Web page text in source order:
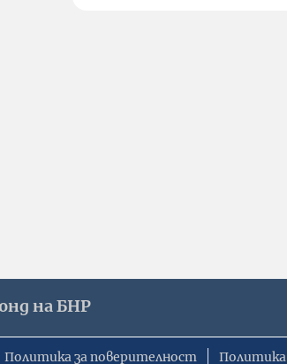
на БНР
Политика за поверителност Политика